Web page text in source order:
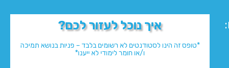
איך נוכל לעזור לכם?
*טופס זה הינו לסטודנטים לא רשומים בלבד – פניות בנושא תמיכה
ו/או חומר לימודי לא ייענו*